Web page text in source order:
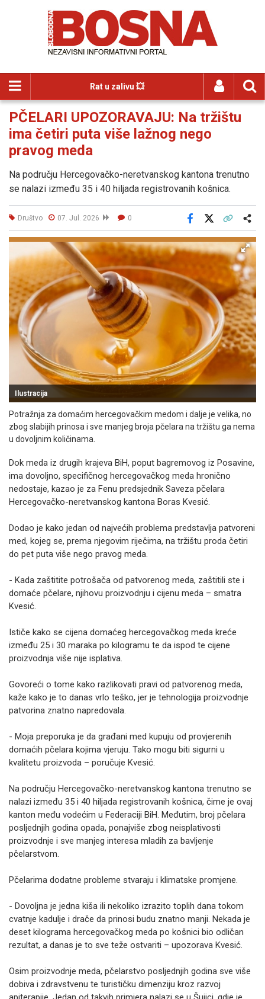
Rat u zalivu 💥
PČELARI UPOZORAVAJU: Na tržištu
ima četiri puta više lažnog nego
pravog meda
Na području Hercegovačko-neretvanskog kantona trenutno
se nalazi između 35 i 40 hiljada registrovanih košnica.
Društvo 07. Jul. 2026 0
Facebook
Ilustracija
Potražnja za domaćim hercegovačkim medom i dalje je velika, no
zbog slabijih prinosa i sve manjeg broja pčelara na tržištu ga nema
u dovoljnim količinama.
Dok meda iz drugih krajeva BiH, poput bagremovog iz Posavine,
ima dovoljno, specifičnog hercegovačkog meda hronično
nedostaje, kazao je za Fenu predsjednik Saveza pčelara
Hercegovačko-neretvanskog kantona Boras Kvesić.
Dodao je kako jedan od najvećih problema predstavlja patvoreni
med, kojeg se, prema njegovim riječima, na tržištu proda četiri
do pet puta više nego pravog meda.
- Kada zaštitite potrošača od patvorenog meda, zaštitili ste i
domaće pčelare, njihovu proizvodnju i cijenu meda – smatra
Kvesić.
Ističe kako se cijena domaćeg hercegovačkog meda kreće
između 25 i 30 maraka po kilogramu te da ispod te cijene
proizvodnja više nije isplativa.
Govoreći o tome kako razlikovati pravi od patvorenog meda,
kaže kako je to danas vrlo teško, jer je tehnologija proizvodnje
patvorina znatno napredovala.
- Moja preporuka je da građani med kupuju od provjerenih
domaćih pčelara kojima vjeruju. Tako mogu biti sigurni u
kvalitetu proizvoda – poručuje Kvesić.
Na području Hercegovačko-neretvanskog kantona trenutno se
nalazi između 35 i 40 hiljada registrovanih košnica, čime je ovaj
kanton među vodećim u Federaciji BiH. Međutim, broj pčelara
posljednjih godina opada, ponajviše zbog neisplativosti
proizvodnje i sve manjeg interesa mladih za bavljenje
pčelarstvom.
Pčelarima dodatne probleme stvaraju i klimatske promjene.
- Dovoljna je jedna kiša ili nekoliko izrazito toplih dana tokom
cvatnje kadulje i drače da prinosi budu znatno manji. Nekada je
deset kilograma hercegovačkog meda po košnici bio odličan
rezultat, a danas je to sve teže ostvariti – upozorava Kvesić.
Osim proizvodnje meda, pčelarstvo posljednjih godina sve više
dobiva i zdravstvenu te turističku dimenziju kroz razvoj